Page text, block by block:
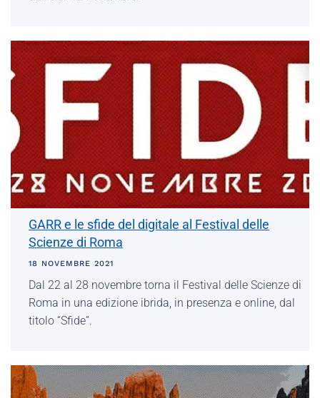
GARR e le sfide del digitale al Festival delle
Scienze di Roma
18 NOVEMBRE 2021
Dal 22 al 28 novembre torna il Festival delle Scienze di
Roma in una edizione ibrida, in presenza e online, dal
titolo “Sfide”.